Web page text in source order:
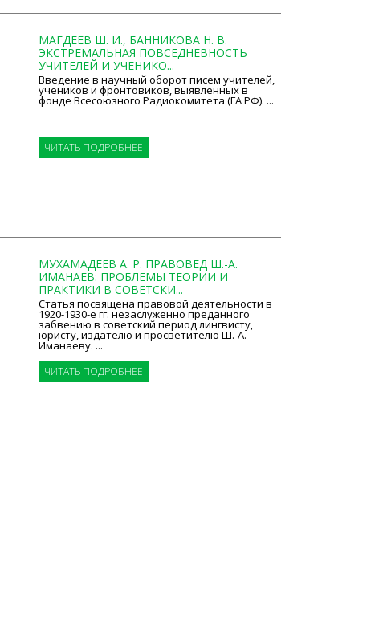
МАГДЕЕВ Ш. И., БАННИКОВА Н. В.
ЭКСТРЕМАЛЬНАЯ ПОВСЕДНЕВНОСТЬ
УЧИТЕЛЕЙ И УЧЕНИКО...
Введение в научный оборот писем учителей,
учеников и фронтовиков, выявленных в
фонде Всесоюзного Радиокомитета (ГА РФ). ...
ЧИТАТЬ ПОДРОБНЕЕ
МУХАМАДЕЕВ А. Р. ПРАВОВЕД Ш.-А.
ИМАНАЕВ: ПРОБЛЕМЫ ТЕОРИИ И
ПРАКТИКИ В СОВЕТСКИ...
Статья посвящена правовой деятельности в
1920-1930-е гг. незаслуженно преданного
забвению в советский период лингвисту,
юристу, издателю и просветителю Ш.-А.
Иманаеву. ...
ЧИТАТЬ ПОДРОБНЕЕ